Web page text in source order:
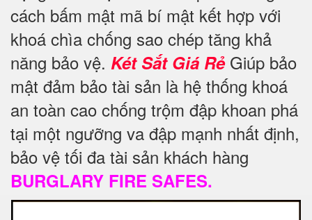
cách bấm mật mã bí mật kết hợp với
khoá chìa chống sao chép tăng khả
năng bảo vệ. Két Sắt Giá RẻGiúp bảo
mật đảm bảo tài sản là hệ thống khoá
an toàn cao chống trộm đập khoan phá
tại một ngưỡng va đập mạnh nhất định,
bảo vệ tối đa tài sản khách hàng
BURGLARY FIRE SAFES.